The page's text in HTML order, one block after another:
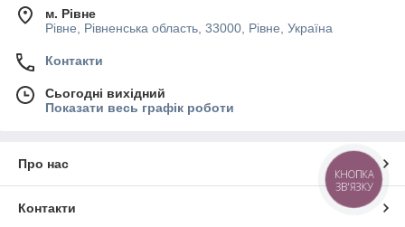
м. Рівне
Рівне, Рівненська область, 33000, Рівне, Україна
Контакти
Сьогодні вихідний
Показати весь графік роботи
Про нас
Контакти
КНОПКА
ЗВ'ЯЗКУ